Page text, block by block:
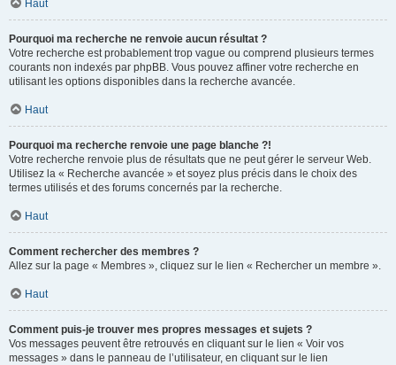
Haut
Pourquoi ma recherche ne renvoie aucun résultat ?
Votre recherche est probablement trop vague ou comprend plusieurs termes
courants non indexés par phpBB. Vous pouvez affiner votre recherche en
utilisant les options disponibles dans la recherche avancée.
Haut
Pourquoi ma recherche renvoie une page blanche ?!
Votre recherche renvoie plus de résultats que ne peut gérer le serveur Web.
Utilisez la « Recherche avancée » et soyez plus précis dans le choix des
termes utilisés et des forums concernés par la recherche.
Haut
Comment rechercher des membres ?
Allez sur la page « Membres », cliquez sur le lien « Rechercher un membre ».
Haut
Comment puis-je trouver mes propres messages et sujets ?
Vos messages peuvent être retrouvés en cliquant sur le lien « Voir vos
messages » dans le panneau de l’utilisateur, en cliquant sur le lien